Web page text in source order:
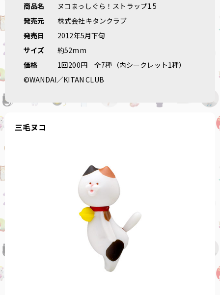
商品名
ヌコまっしぐら！ストラップ1.5
発売元
株式会社キタンクラブ
発売日
2012年5月下旬
サイズ
約52mm
価格
1回200円
全7種（内シークレット1種）
©WANDAI／KITAN CLUB
三毛ヌコ